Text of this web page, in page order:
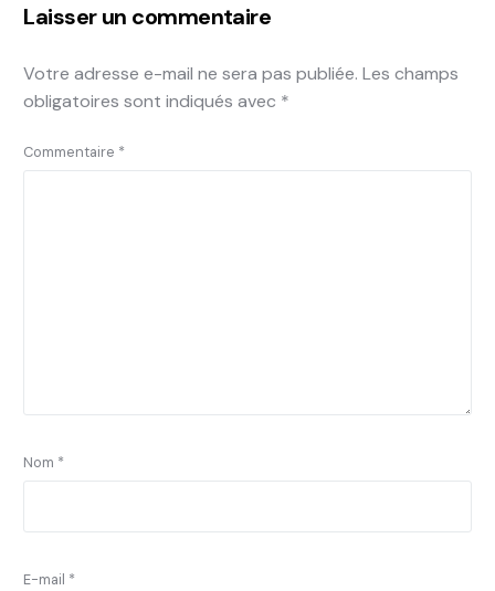
Laisser un commentaire
Votre adresse e-mail ne sera pas publiée. Les champs
obligatoires sont indiqués avec *
Commentaire *
Nom *
E-mail *